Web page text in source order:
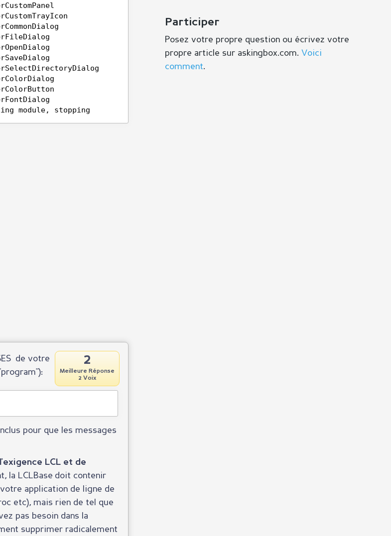
module, stopping
2
Meilleure Réponse
2 Voix
de votre
pour que les messages
LCL et de
la LCLBase doit contenir
application de ligne de
etc), mais rien de tel que
pas besoin dans la
supprimer radicalement
Participer
Posez votre propre question ou écrivez votre
propre article sur askingbox.com. Voici
comment.